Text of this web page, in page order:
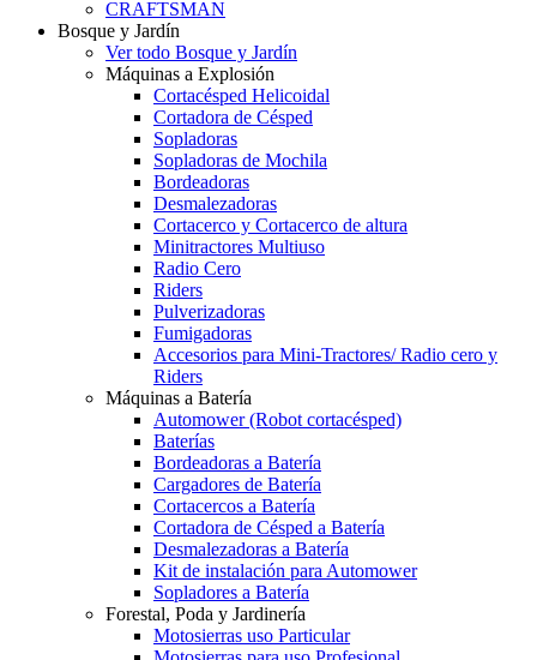
CRAFTSMAN
Bosque y Jardín
Ver todo Bosque y Jardín
Máquinas a Explosión
Cortacésped Helicoidal
Cortadora de Césped
Sopladoras
Sopladoras de Mochila
Bordeadoras
Desmalezadoras
Cortacerco y Cortacerco de altura
Minitractores Multiuso
Radio Cero
Riders
Pulverizadoras
Fumigadoras
Accesorios para Mini-Tractores/ Radio cero y
Riders
Máquinas a Batería
Automower (Robot cortacésped)
Baterías
Bordeadoras a Batería
Cargadores de Batería
Cortacercos a Batería
Cortadora de Césped a Batería
Desmalezadoras a Batería
Kit de instalación para Automower
Sopladores a Batería
Forestal, Poda y Jardinería
Motosierras uso Particular